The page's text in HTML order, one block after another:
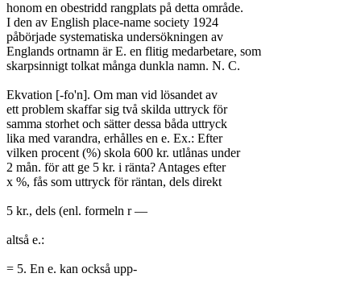
honom en obestridd rangplats på detta område.
I den av English place-name society 1924
påbörjade systematiska undersökningen av
Englands ortnamn är E. en flitig medarbetare, som
skarpsinnigt tolkat många dunkla namn. N. C.
Ekvation [-fo'n]. Om man vid lösandet av
ett problem skaffar sig två skilda uttryck för
samma storhet och sätter dessa båda uttryck
lika med varandra, erhålles en e. Ex.: Efter
vilken procent (%) skola 600 kr. utlånas under
2 mån. för att ge 5 kr. i ränta? Antages efter
x %, fås som uttryck för räntan, dels direkt
5 kr., dels (enl. formeln r —
altså e.:
= 5. En e. kan också upp-